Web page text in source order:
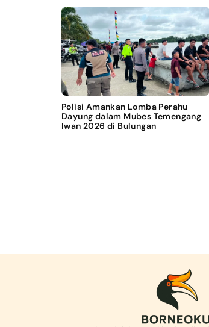
Polisi Amankan Lomba Perahu
Dayung dalam Mubes Temengang
Iwan 2026 di Bulungan